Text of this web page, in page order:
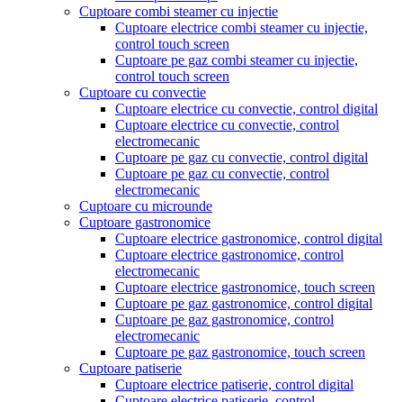
Cuptoare combi steamer cu injectie
Cuptoare electrice combi steamer cu injectie,
control touch screen
Cuptoare pe gaz combi steamer cu injectie,
control touch screen
Cuptoare cu convectie
Cuptoare electrice cu convectie, control digital
Cuptoare electrice cu convectie, control
electromecanic
Cuptoare pe gaz cu convectie, control digital
Cuptoare pe gaz cu convectie, control
electromecanic
Cuptoare cu microunde
Cuptoare gastronomice
Cuptoare electrice gastronomice, control digital
Cuptoare electrice gastronomice, control
electromecanic
Cuptoare electrice gastronomice, touch screen
Cuptoare pe gaz gastronomice, control digital
Cuptoare pe gaz gastronomice, control
electromecanic
Cuptoare pe gaz gastronomice, touch screen
Cuptoare patiserie
Cuptoare electrice patiserie, control digital